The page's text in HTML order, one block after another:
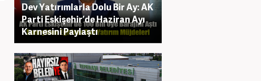
Dev Yatırımlarla Dolu Bir Ay: AK
Parti Eskişehir’de Haziran Ayı
Karnesini Paylaştı